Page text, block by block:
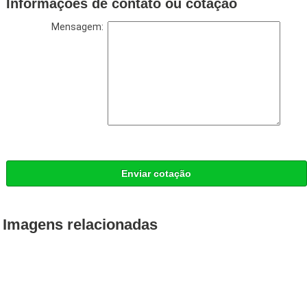
Informações de contato ou cotação
Mensagem:
Enviar cotação
Imagens relacionadas